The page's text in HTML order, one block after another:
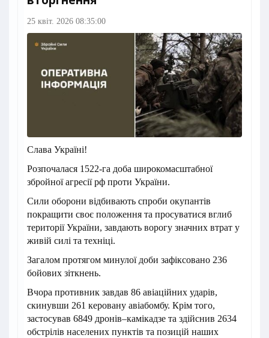
25 квіт. 2026 08:35:00
Слава Україні!
Розпочалася 1522-га доба широкомасштабної
збройної агресії рф проти України.
Сили оборони відбивають спроби окупантів
покращити своє положення та просуватися вглиб
території України, завдають ворогу значних втрат у
живій силі та техніці.
Загалом протягом минулої доби зафіксовано 236
бойових зіткнень.
Вчора противник завдав 86 авіаційних ударів,
скинувши 261 керовану авіабомбу. Крім того,
застосував 6849 дронів–камікадзе та здійснив 2634
обстрілів населених пунктів та позицій наших